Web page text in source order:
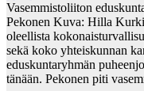
Vasemmistoliiton
Pekonen Kuva: Hilla
oleellista
sekä koko yhteiskunnan
eduskuntaryhmän
tänään. Pekonen piti